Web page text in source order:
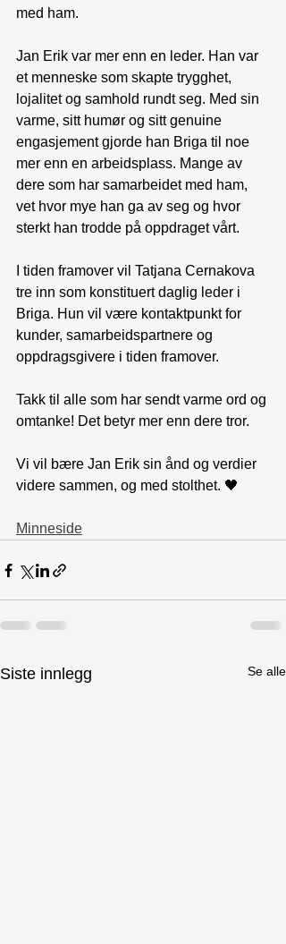
med ham.
Jan Erik var mer enn en leder. Han var
et menneske som skapte trygghet,
lojalitet og samhold rundt seg. Med sin
varme, sitt humør og sitt genuine
engasjement gjorde han Briga til noe
mer enn en arbeidsplass. Mange av
dere som har samarbeidet med ham,
vet hvor mye han ga av seg og hvor
sterkt han trodde på oppdraget vårt.
I tiden framover vil Tatjana Cernakova
tre inn som konstituert daglig leder i
Briga. Hun vil være kontaktpunkt for
kunder, samarbeidspartnere og
oppdragsgivere i tiden framover.
Takk til alle som har sendt varme ord og
omtanke! Det betyr mer enn dere tror.
Vi vil bære Jan Erik sin ånd og verdier
videre sammen, og med stolthet. 🖤
Minneside
Siste innlegg Se alle